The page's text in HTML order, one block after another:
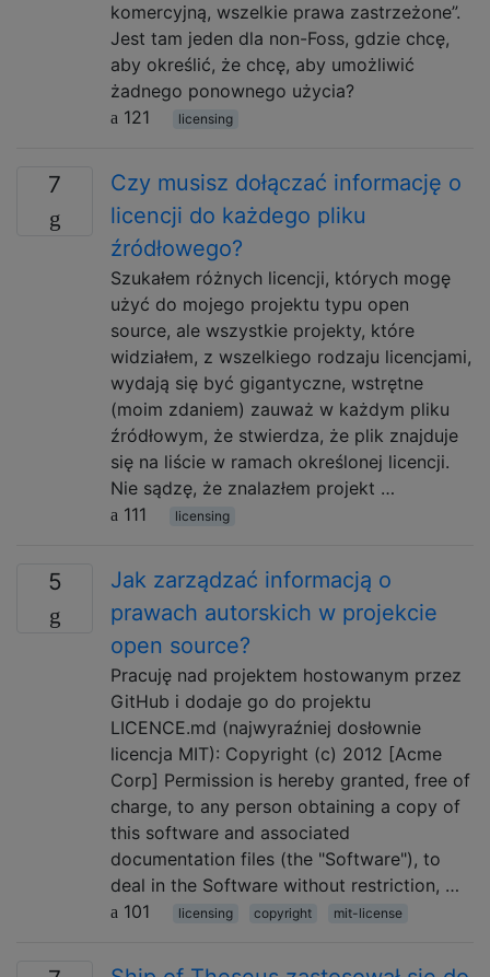
komercyjną, wszelkie prawa zastrzeżone”.
Jest tam jeden dla non-Foss, gdzie chcę,
aby określić, że chcę, aby umożliwić
żadnego ponownego użycia?
121
licensing
7
Czy musisz dołączać informację o
licencji do każdego pliku
źródłowego?
Szukałem różnych licencji, których mogę
użyć do mojego projektu typu open
source, ale wszystkie projekty, które
widziałem, z wszelkiego rodzaju licencjami,
wydają się być gigantyczne, wstrętne
(moim zdaniem) zauważ w każdym pliku
źródłowym, że stwierdza, że ​​plik znajduje
się na liście w ramach określonej licencji.
Nie sądzę, że znalazłem projekt …
111
licensing
5
Jak zarządzać informacją o
prawach autorskich w projekcie
open source?
Pracuję nad projektem hostowanym przez
GitHub i dodaje go do projektu
LICENCE.md (najwyraźniej dosłownie
licencja MIT): Copyright (c) 2012 [Acme
Corp] Permission is hereby granted, free of
charge, to any person obtaining a copy of
this software and associated
documentation files (the "Software"), to
deal in the Software without restriction, …
101
licensing copyright mit-license